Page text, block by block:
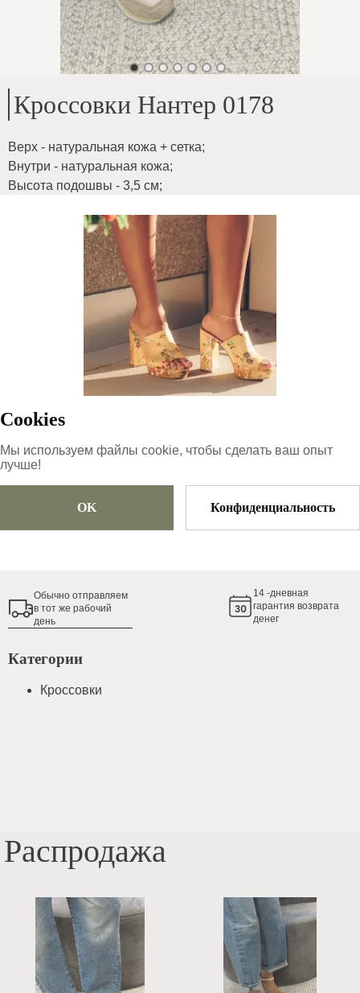
Cookies
Мы используем файлы cookie, чтобы сделать ваш опыт
лучше!
OK Конфиденциальность
Кроссовки Нантер 0178
Верх - натуральная кожа + сетка;
Внутри - натуральная кожа;
Высота подошвы - 3,5 см;
3nAW696sd2Qmszk8aDH9
€
Добавить в корзину
Обычно oтправляем
в тот же рабочий
день
14 -дневная
гарантия возврата
денег
Категории
Кроссовки
Распродажа